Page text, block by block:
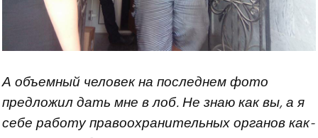
А объемный человек на последнем фото
предложил дать мне в лоб. Не знаю как вы, а я
себе работу правоохранительных органов как-